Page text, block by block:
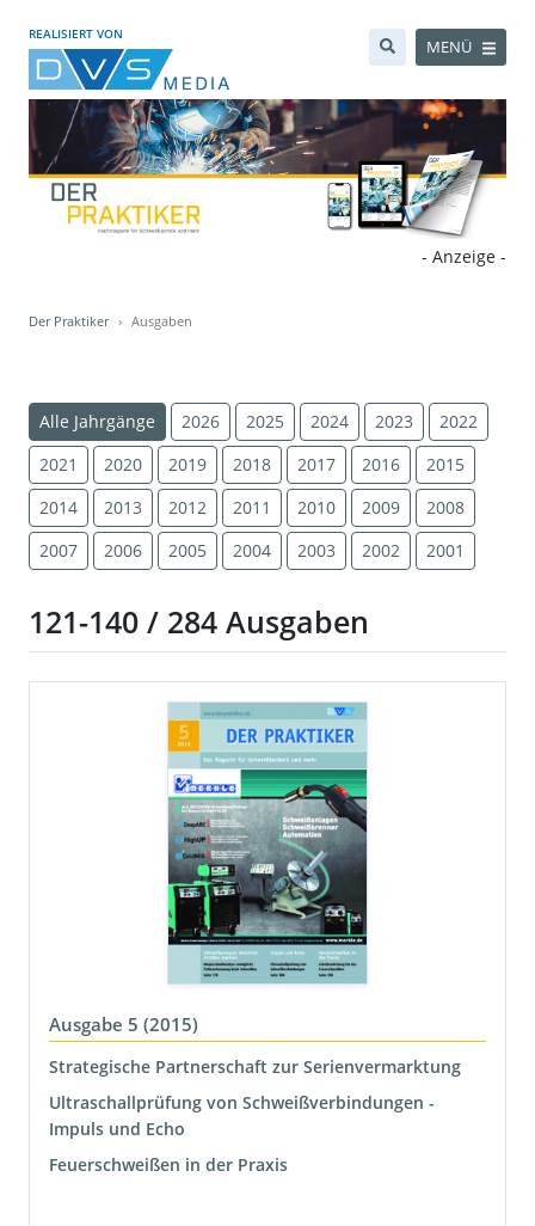
REALISIERT VON
MENÜ
- Anzeige -
Der Praktiker Ausgaben
Alle Jahrgänge 2026 2025 2024 2023
2022
2021
2020 2019 2018 2017 2016
2015
2014
2013 2012 2011 2010 2009
2008
2007
2006 2005 2004 2003 2002 2001
121-140 / 284 Ausgaben
Ausgabe 5 (2015)
Strategische Partnerschaft zur Serienvermarktung
Ultraschallprüfung von Schweißverbindungen -
Impuls und Echo
Feuerschweißen in der Praxis